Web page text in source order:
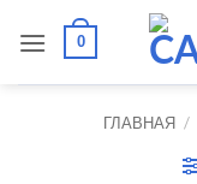
0
ГЛАВНАЯ /